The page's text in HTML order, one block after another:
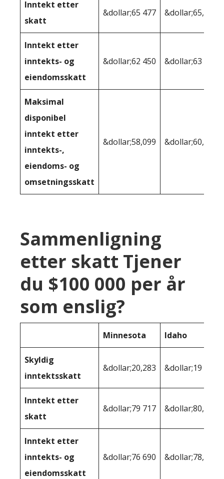
Inntekt etter
skatt
&dollar;65 477 &dollar;65,832
Inntekt etter
inntekts- og
eiendomsskatt
&dollar;62 450 &dollar;63 791
Maksimal
disponibel
inntekt etter
inntekts-,
eiendoms- og
omsetningsskatt
&dollar;58,099 &dollar;60,169
Sammenligning
etter skatt Tjener
du $100 000 per år
som enslig?
Minnesota Idaho
Skyldig
inntektsskatt
&dollar;20,283 &dollar;19 768
Inntekt etter
skatt
&dollar;79 717 &dollar;80,232
Inntekt etter
inntekts- og
eiendomsskatt
&dollar;76 690 &dollar;78,191